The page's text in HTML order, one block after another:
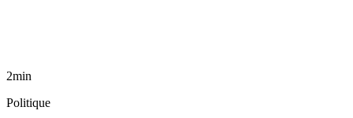
2min
Politique